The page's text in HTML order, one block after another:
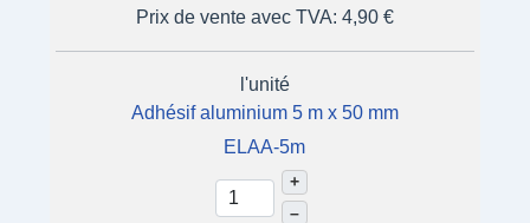
Prix de vente avec TVA: 4,90 €
l'unité
Adhésif aluminium 5 m x 50 mm
ELAA-5m
+
–